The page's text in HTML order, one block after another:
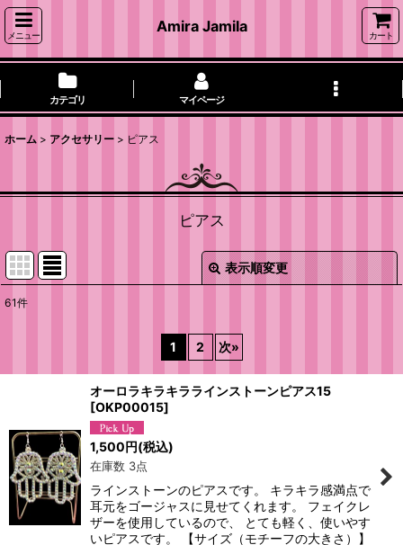
メニュー
Amira Jamila
カート
カテゴリ マイページ
ホーム > アクセサリー > ピアス
ピアス
表示順変更 閉じる
61件
1 2 次»
オーロラキラキララインストーンピアス15
[OKP00015]
1,500円(税込)
在庫数 3点
ラインストーンのピアスです。 キラキラ感満点で
耳元をゴージャスに見せてくれます。 フェイクレ
ザーを使用しているので、 とても軽く、使いやす
いピアスです。 【サイズ（モチーフの大きさ）】